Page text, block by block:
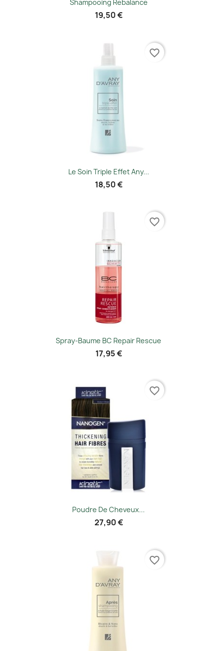
Shampooing Rebalance
19,50 €
Le Soin Triple Effet Any...
18,50 €
favorite_border
Spray-Baume BC Repair Rescue
17,95 €
favorite_border
Poudre De Cheveux...
27,90 €
favorite_border
favorite_border